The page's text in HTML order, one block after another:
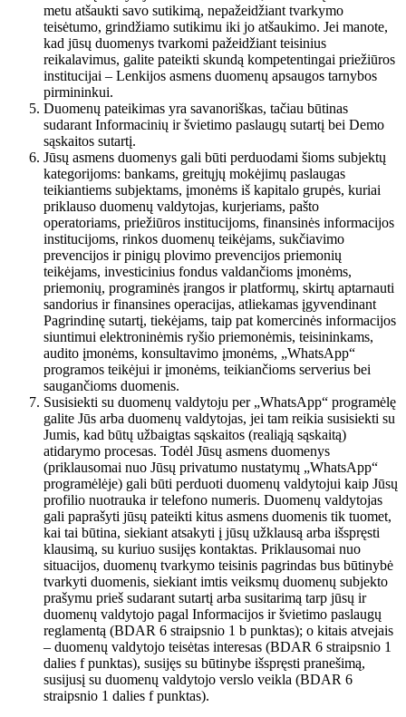
metu atšaukti savo sutikimą, nepažeidžiant tvarkymo
teisėtumo, grindžiamo sutikimu iki jo atšaukimo. Jei manote,
kad jūsų duomenys tvarkomi pažeidžiant teisinius
reikalavimus, galite pateikti skundą kompetentingai priežiūros
institucijai – Lenkijos asmens duomenų apsaugos tarnybos
pirmininkui.
Duomenų pateikimas yra savanoriškas, tačiau būtinas
sudarant Informacinių ir švietimo paslaugų sutartį bei Demo
sąskaitos sutartį.
Jūsų asmens duomenys gali būti perduodami šioms subjektų
kategorijoms: bankams, greitųjų mokėjimų paslaugas
teikiantiems subjektams, įmonėms iš kapitalo grupės, kuriai
priklauso duomenų valdytojas, kurjeriams, pašto
operatoriams, priežiūros institucijoms, finansinės informacijos
institucijoms, rinkos duomenų teikėjams, sukčiavimo
prevencijos ir pinigų plovimo prevencijos priemonių
teikėjams, investicinius fondus valdančioms įmonėms,
priemonių, programinės įrangos ir platformų, skirtų aptarnauti
sandorius ir finansines operacijas, atliekamas įgyvendinant
Pagrindinę sutartį, tiekėjams, taip pat komercinės informacijos
siuntimui elektroninėmis ryšio priemonėmis, teisininkams,
audito įmonėms, konsultavimo įmonėms, „WhatsApp“
programos teikėjui ir įmonėms, teikiančioms serverius bei
saugančioms duomenis.
Susisiekti su duomenų valdytoju per „WhatsApp“ programėlę
galite Jūs arba duomenų valdytojas, jei tam reikia susisiekti su
Jumis, kad būtų užbaigtas sąskaitos (realiąją sąskaitą)
atidarymo procesas. Todėl Jūsų asmens duomenys
(priklausomai nuo Jūsų privatumo nustatymų „WhatsApp“
programėlėje) gali būti perduoti duomenų valdytojui kaip Jūsų
profilio nuotrauka ir telefono numeris. Duomenų valdytojas
gali paprašyti jūsų pateikti kitus asmens duomenis tik tuomet,
kai tai būtina, siekiant atsakyti į jūsų užklausą arba išspręsti
klausimą, su kuriuo susijęs kontaktas. Priklausomai nuo
situacijos, duomenų tvarkymo teisinis pagrindas bus būtinybė
tvarkyti duomenis, siekiant imtis veiksmų duomenų subjekto
prašymu prieš sudarant sutartį arba susitarimą tarp jūsų ir
duomenų valdytojo pagal Informacijos ir švietimo paslaugų
reglamentą (BDAR 6 straipsnio 1 b punktas); o kitais atvejais
– duomenų valdytojo teisėtas interesas (BDAR 6 straipsnio 1
dalies f punktas), susijęs su būtinybe išspręsti pranešimą,
susijusį su duomenų valdytojo verslo veikla (BDAR 6
straipsnio 1 dalies f punktas).